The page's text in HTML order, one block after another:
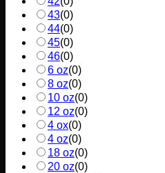
43(0)
44(0)
45(0)
46(0)
6 oz(0)
8 oz(0)
10 oz(0)
12 oz(0)
4 ox(0)
4 oz(0)
18 oz(0)
20 oz(0)